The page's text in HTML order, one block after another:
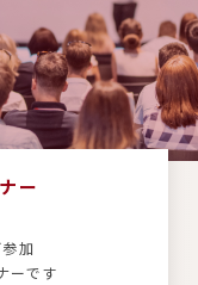
ー
加
ーです